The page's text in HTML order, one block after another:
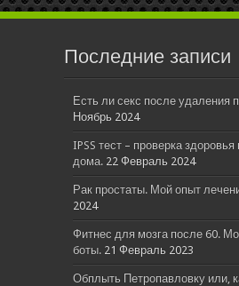
Последние записи
Есть ли секс после удаления
Ноябрь 2024
IPSS тест – проверка
дома. 22 Февраль 2024
Рак простаты. Мой опыт
2024
Фитнес для мозга после 60.
боты. 21 Февраль 2023
Обплыть Петропавловку или,